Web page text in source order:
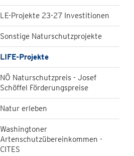
LE-Projekte 23-27 Investitionen
Sonstige Naturschutzprojekte
LIFE-Projekte
NÖ Naturschutzpreis - Josef
Schöffel Förderungspreise
Natur erleben
Washingtoner
Artenschutzübereinkommen -
CITES